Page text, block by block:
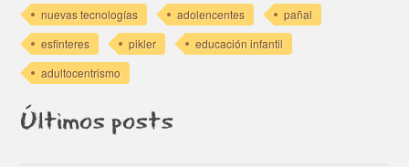
nuevas tecnologías
adolencentes
pañal
esfinteres
pikler
educación infantil
adultocentrismo
Últimos posts